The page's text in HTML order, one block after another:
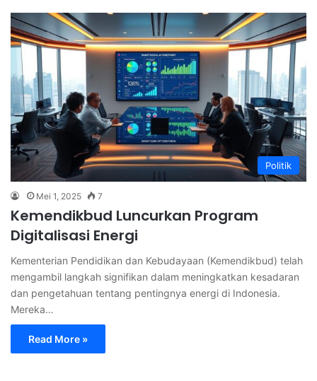
Politik
Mei 1, 2025 7
Kemendikbud Luncurkan Program
Digitalisasi Energi
Kementerian Pendidikan dan Kebudayaan (Kemendikbud) telah
mengambil langkah signifikan dalam meningkatkan kesadaran
dan pengetahuan tentang pentingnya energi di Indonesia.
Mereka…
Read More »